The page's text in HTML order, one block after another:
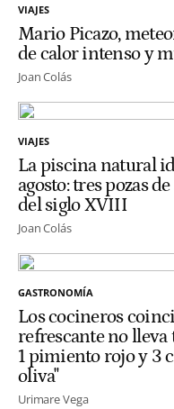
VIAJES
Mario Picazo,
de calor intenso y
Joan Colás
VIAJES
La piscina natural
agosto: tres pozas
del siglo XVIII
Joan Colás
GASTRONOMÍA
Los cocineros
refrescante no lleva
1 pimiento rojo y 3
oliva"
Urimare Vega